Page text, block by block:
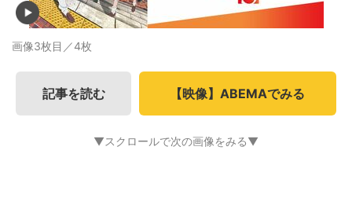
画像3枚目／4枚
記事を読む 【映像】ABEMAでみる
▼スクロールで次の画像をみる▼